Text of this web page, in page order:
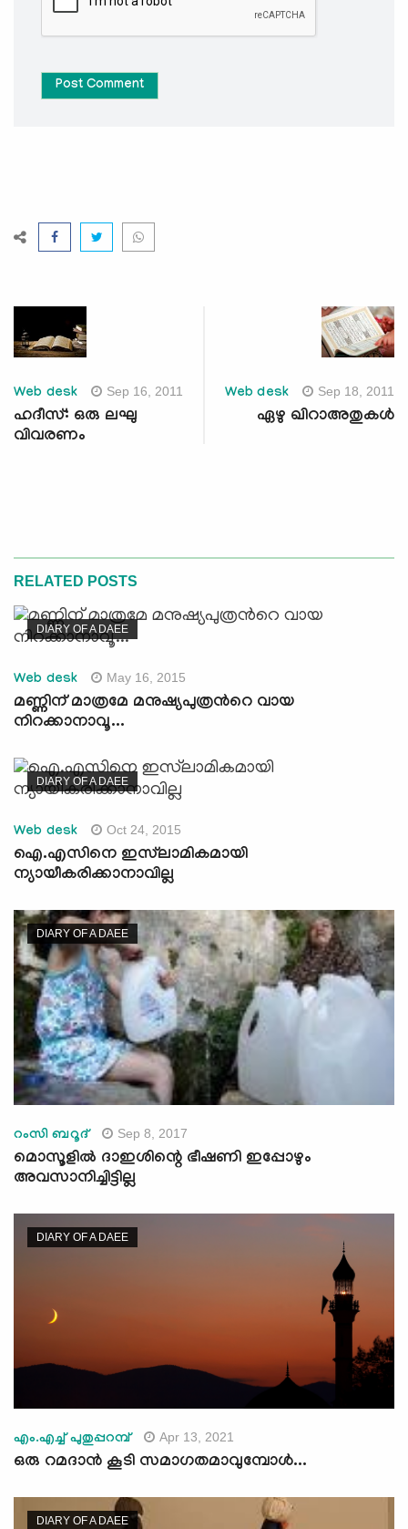
Post Comment
Web desk Sep 16, 2011
ഹദീസ്: ഒരു ലഘു
വിവരണം
Web desk Sep 18, 2011
ഏഴു ഖിറാഅതുകള്‍
RELATED POSTS
DIARY OF A DAEE
Web desk May 16, 2015
മണ്ണിന് മാത്രമേ മനുഷ്യപുത്രന്‍റെ വായ
നിറക്കാനാവൂ...
DIARY OF A DAEE
Web desk Oct 24, 2015
ഐ.എസിനെ ഇസ്‌ലാമികമായി
ന്യായീകരിക്കാനാവില്ല
DIARY OF A DAEE
റംസി ബറൂദ് Sep 8, 2017
മൊസൂളില്‍ ദാഇശിന്റെ ഭീഷണി ഇപ്പോഴും
അവസാനിച്ചിട്ടില്ല
DIARY OF A DAEE
എം.എച്ച് പുതുപ്പറമ്പ് Apr 13, 2021
ഒരു റമദാന്‍ കൂടി സമാഗതമാവുമ്പോള്‍...
DIARY OF A DAEE